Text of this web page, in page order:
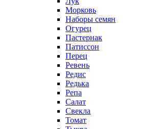
Морковь
Наборы семян
Огурец
Пастернак
Патиссон
Перец
Ревень
Редис
Редька
Репа
Салат
Свекла
Томат